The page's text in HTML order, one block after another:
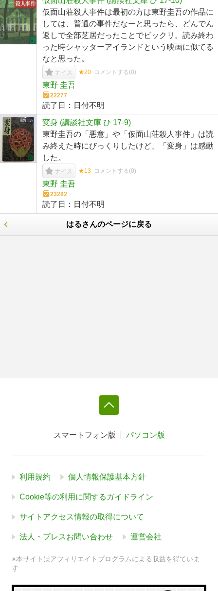
仮面山荘殺人事件は最初の方は東野圭吾の作品に
しては、普通の事件だなーと思ったら、どんでん
返しで全部芝居だったことでビックリ。読み終わ
った時シャッターアイランドという映画に似てる
なと思った。
ナイス ★20 コメントする(0)
東野 圭吾
22277
読了日： 日付不明
変身 (講談社文庫 ひ 17-9)
東野圭吾の「悪意」や「仮面山荘殺人事件」は読
み終えた時にびっくりしたけど、「変身」は感動
した。
ナイス ★13 コメントする(0)
東野 圭吾
23282
読了日： 日付不明
はるさんのページに戻る
スマートフォン版 パソコン版
利用規約 個人情報保護基本方針
Cookie等の利用に関するガイドライン
サイトアクセス情報の取得について
法人・プレスお問い合わせ 運営会社
※本サイトはアフィリエイトプログラムによる収益を得ていま
す